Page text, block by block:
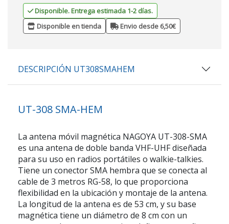
Disponible. Entrega estimada 1-2 días.
Disponible en tienda
Envio desde 6,50€
DESCRIPCIÓN UT308SMAHEM
UT-308 SMA-HEM
La antena móvil magnética NAGOYA UT-308-SMA
es una antena de doble banda VHF-UHF diseñada
para su uso en radios portátiles o walkie-talkies.
Tiene un conector SMA hembra que se conecta al
cable de 3 metros RG-58, lo que proporciona
flexibilidad en la ubicación y montaje de la antena.
La longitud de la antena es de 53 cm, y su base
magnética tiene un diámetro de 8 cm con un